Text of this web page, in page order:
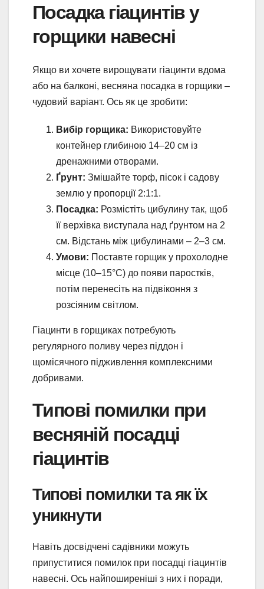
Посадка гіацинтів у
горщики навесні
Якщо ви хочете вирощувати гіацинти вдома
або на балконі, весняна посадка в горщики –
чудовий варіант. Ось як це зробити:
Вибір горщика: Використовуйте
контейнер глибиною 14–20 см із
дренажними отворами.
Ґрунт: Змішайте торф, пісок і садову
землю у пропорції 2:1:1.
Посадка: Розмістіть цибулину так, щоб
її верхівка виступала над ґрунтом на 2
см. Відстань між цибулинами – 2–3 см.
Умови: Поставте горщик у прохолодне
місце (10–15°C) до появи паростків,
потім перенесіть на підвіконня з
розсіяним світлом.
Гіацинти в горщиках потребують
регулярного поливу через піддон і
щомісячного підживлення комплексними
добривами.
Типові помилки при
весняній посадці
гіацинтів
Типові помилки та як їх
уникнути
Навіть досвідчені садівники можуть
припуститися помилок при посадці гіацинтів
навесні. Ось найпоширеніші з них і поради,